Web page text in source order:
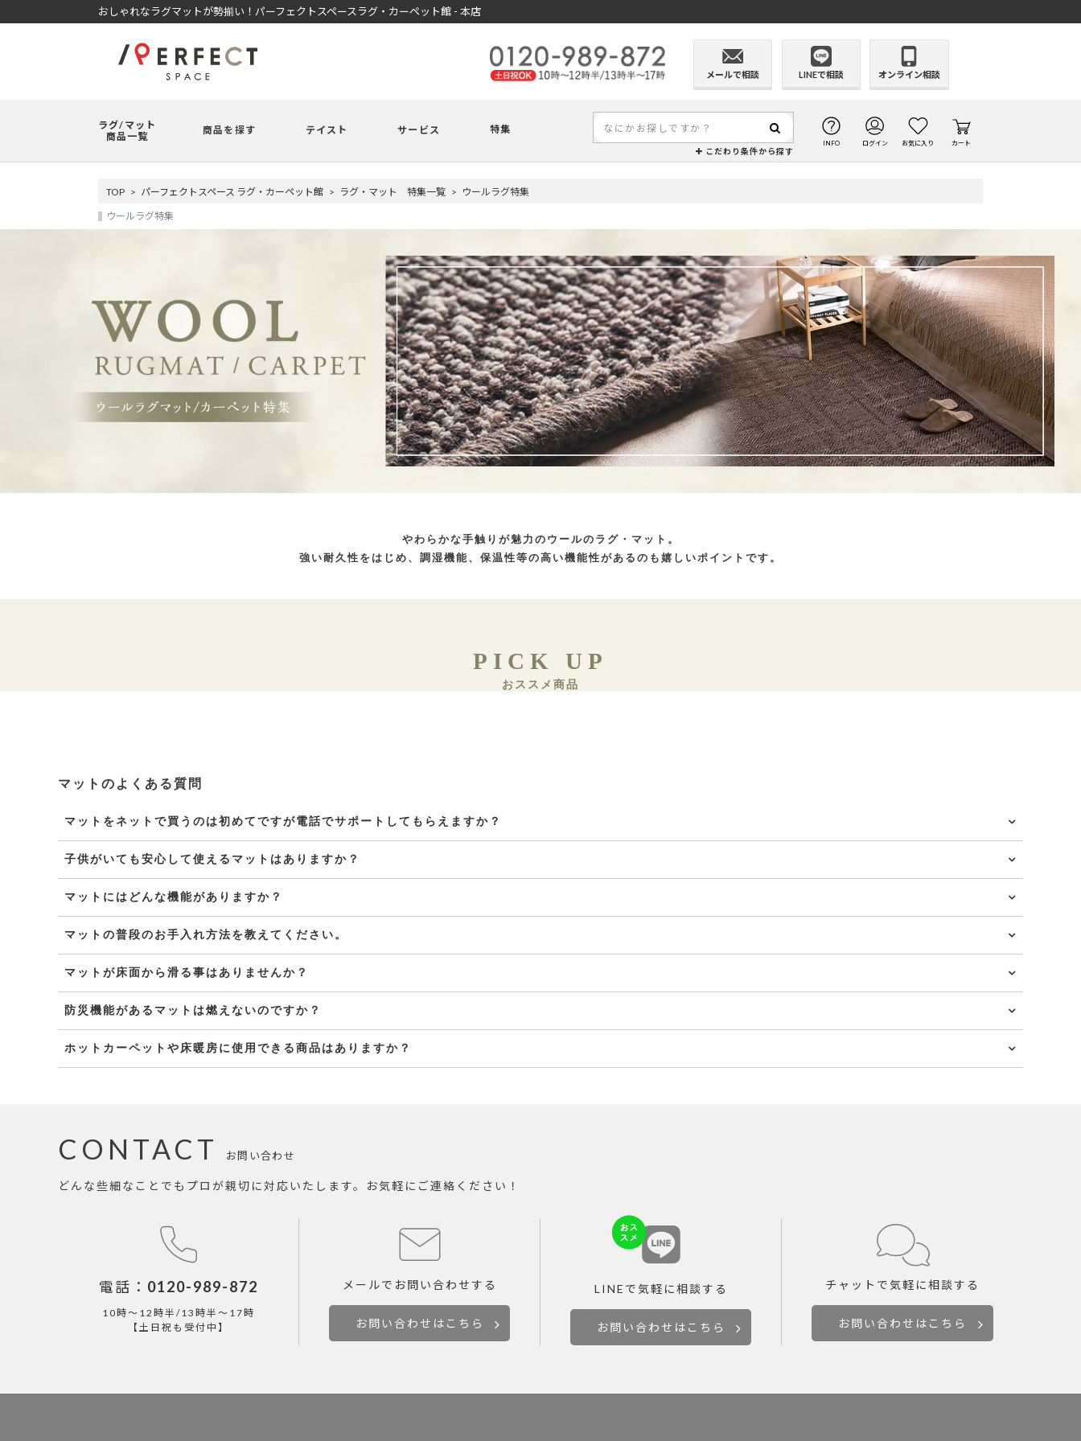
おしゃれなラグマットが勢揃い！パーフェクトスペースラグ・カーペット館 - 本店
メールで相談 LINEで相談 オンライン相談
ラグ/マット
商品一覧
商品を探す テイスト サービス 特集
こだわり条件から探す
INFO ログイン お気に入り カート
TOP パーフェクトスペース ラグ・カーペット館 ラグ・マット 特集一覧
ウールラグ特集
ウールラグ特集
やわらかな手触りが魅力のウールのラグ・マット。
強い耐久性をはじめ、調湿機能、保温性等の高い機能性があるのも嬉しいポイントです。
PICK UP
おススメ商品
マットのよくある質問
マットをネットで買うのは初めてですが電話でサポートしてもらえますか？
子供がいても安心して使えるマットはありますか？
マットにはどんな機能がありますか？
マットの普段のお手入れ方法を教えてください。
マットが床面から滑る事はありませんか？
防災機能があるマットは燃えないのですか？
ホットカーペットや床暖房に使用できる商品はありますか？
お問い合わせ
CONTACT
どんな些細なことでもプロが親切に対応いたします。お気軽にご連絡ください！
電話： 0120-989-872
10時～12時半/13時半～17時
【土日祝も受付中】
メールで お問い合わせする
お問い合わせはこちら
LINEで気軽に相談する
お問い合わせはこちら
チャットで気軽に相談する
お問い合わせはこちら